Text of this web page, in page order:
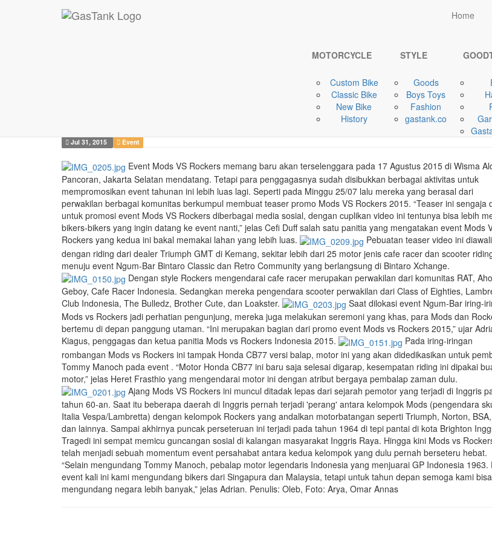
Home
MOTORCYCLE
Custom Bike
Classic Bike
New Bike
History
STYLE
Goods
Boys Toys
Fashion
gastank.co
Jelang Mods VS ...
Home
GOODTIMES
Jelang Mods VS Rockers 2015, Siapkan
Teaser dan Jajal Honda CB77
Jul 31, 2015 Event
Event Mods VS Rockers memang baru akan terselenggara pada 17 Agustus 2015 di Wisma
Pancoran, Jakarta Selatan mendatang. Tetapi para penggagasnya sudah disibukkan berbagai aktivitas untuk
mempromosikan event tahunan ini lebih luas lagi. Seperti pada Minggu 25/07 lalu mereka yang berasal dari
perwakilan berbagai komunitas berkumpul membuat teaser promo Mods VS Rockers 2015. “Teaser ini sengaja
untuk promosi event Mods VS Rockers diberbagai media sosial, dengan cuplikan video ini tentunya bisa lebih
bikers-bikers yang ingin datang ke event nanti,” jelas Cefi Duff salah satu panitia yang mengatakan event Mods
Rockers yang kedua ini bakal memakai lahan yang lebih luas.
Pebuatan teaser video ini diawali
dengan riding dari dealer Triumph GMT di Kemang, sekitar lebih dari 25 motor jenis cafe racer dan scooter
menuju event Ngum-Bar Bintaro Classic dan Retro Community yang berlangsung di Bintaro Xchange.
Dengan style Rockers mengendarai cafe racer merupakan perwakilan dari komunitas RAT,
Geboy, Cafe Racer Indonesia. Sedangkan mereka pengendara scooter perwakilan dari Class of Eighties,
Club Indonesia, The Bulledz, Brother Cute, dan Loakster.
Saat dilokasi event Ngum-Bar iring-
Mods vs Rockers jadi perhatian pengunjung, mereka juga melakukan seremoni yang khas, para Mods dan
bertemu di depan panggung utaman. “Ini merupakan bagian dari promo event Mods vs Rockers 2015,” ujar
Kiagus, penggagas dan ketua panitia Mods vs Rockers Indonesia 2015.
Pada iring-iringan
rombangan Mods vs Rockers ini tampak Honda CB77 versi balap, motor ini yang akan didedikasikan untuk
Tommy Manoch pada event . “Motor Honda CB77 ini baru saja selesai digarap, kesempatan riding ini dipakai
motor,” jelas Heret Frasthio yang mengendarai motor ini dengan atribut bergaya pembalap zaman dulu.
Ajang Mods VS Rockers ini muncul ditadak lepas dari sejarah pemotor yang terjadi di Inggris
tahun 60-an. Saat itu beberapa daerah di Inggris pernah terjadi 'perang' antara kelompok Mods (pengendara
Italia Vespa/Lambretta) dengan kelompok Rockers yang andalkan motorbatangan seperti Triumph, Norton,
dan lainnya. Sampai akhirnya puncak perseteruan ini terjadi pada tahun 1964 di tepi pantai di kota Brighton
Tragedi ini sempat memicu guncangan sosial di kalangan masyarakat Inggris Raya. Hingga kini Mods vs
telah menjadi sebuah momentum event persahabat antara kedua kelompok yang dulu pernah berseteru hebat.
“Selain mengundang Tommy Manoch, pebalap motor legendaris Indonesia yang menjuarai GP Indonesia 1963.
event kali ini kami mengundang bikers dari Singapura dan Malaysia, tetapi untuk tahun depan semoga kami bisa
mengundang negara lebih banyak,” jelas Adrian. Penulis: Oleb, Foto: Arya, Omar Annas